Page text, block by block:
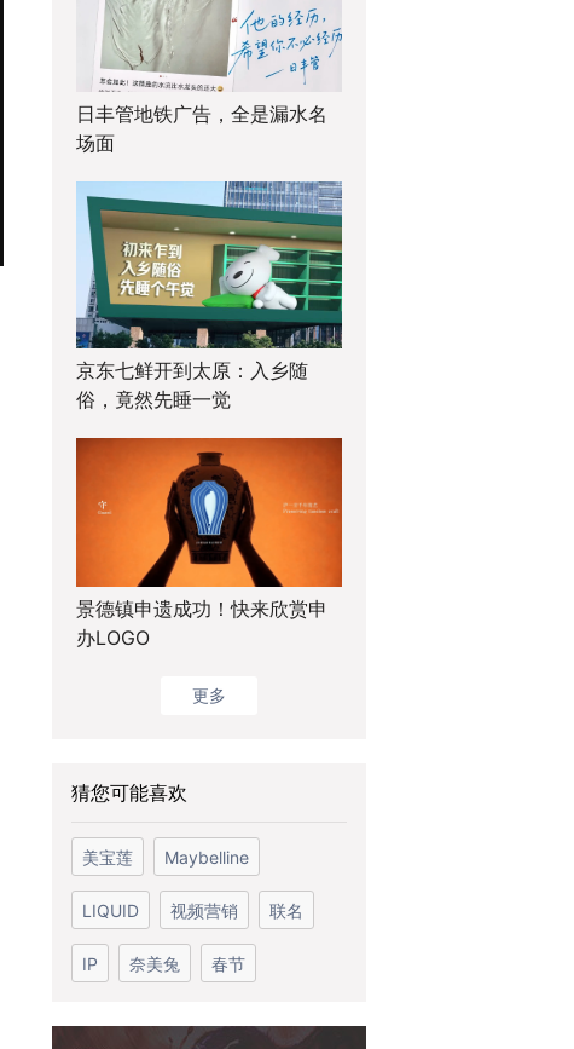
日丰管地铁广告，全是漏水名
场面
京东七鲜开到太原：入乡随
俗，竟然先睡一觉
景德镇申遗成功！快来欣赏申
办LOGO
更多
猜您可能喜欢
美宝莲 Maybelline
LIQUID 视频营销 联名
IP 奈美兔 春节